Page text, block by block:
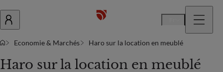
Economie & Marchés Haro sur la location en meublé
Haro sur la location en meublé